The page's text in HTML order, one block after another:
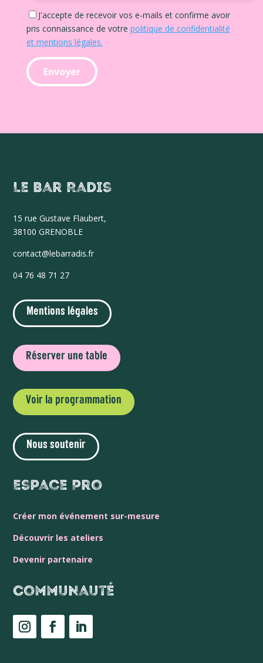
J'accepte de recevoir vos e-mails et confirme avoir
pris connaissance de votre politique de confidentialité
et mentions légales.
Le Bar Radis
15 rue Gustave Flaubert,
38100 GRENOBLE
contact@lebarradis.fr
04 76 48 71 27
Mentions légales
Réserver une table
Voir la programmation
Nous soutenir
Espace Pro
Créer mon événement sur-mesure
Découvrir les ateliers
Devenir partenaire
Communauté